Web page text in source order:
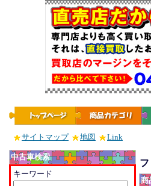
サイトマップ 地図 Link
中古車検索
キーワード
フ
商